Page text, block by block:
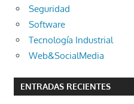
Seguridad
Software
Tecnología Industrial
Web&SocialMedia
ENTRADAS RECIENTES